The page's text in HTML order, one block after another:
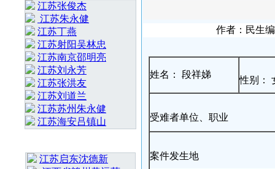
江苏张俊杰
江苏朱永健
江苏丁燕
江苏射阳吴林忠
江苏南京邵明亮
江苏刘永芳
江苏张洪友
江苏刘道兰
江苏苏州朱永健
江苏海安吕镇山
江苏启东沈德新
作者：民生
姓名： 段祥娣
性别：
受难者单位、职业
案件发生地